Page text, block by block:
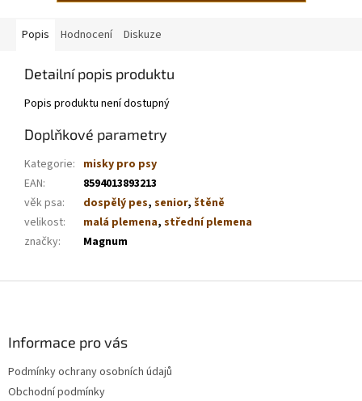
Popis Hodnocení Diskuze
Detailní popis produktu
Popis produktu není dostupný
Doplňkové parametry
Kategorie: misky pro psy
EAN:
8594013893213
věk psa: dospělý pes, senior, štěně
velikost: malá plemena, střední plemena
značky: Magnum
Informace pro vás
Podmínky ochrany osobních údajů
Obchodní podmínky